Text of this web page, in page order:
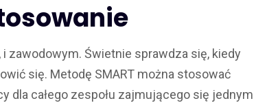
zawodowym. Świetnie sprawdza się, kiedy
się. Metodę SMART można stosować
dla całego zespołu zajmującego się jednym